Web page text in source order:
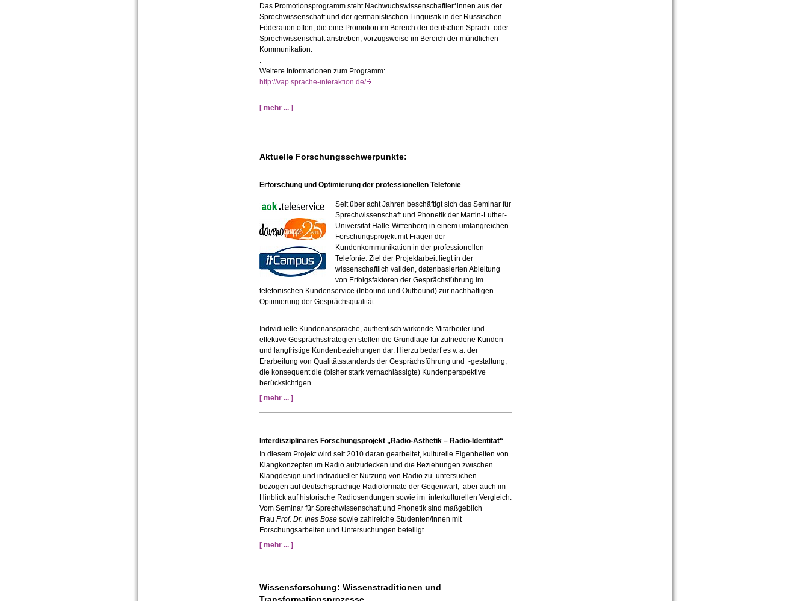
Das Promotionsprogramm steht Nachwuchswissenschaftler*innen aus der
Sprechwissenschaft und der germanistischen Linguistik in der Russischen
Föderation offen, die eine Promotion im Bereich der deutschen Sprach- oder
Sprechwissenschaft anstreben, vorzugsweise im Bereich der mündlichen
Kommunikation.
Weitere Informationen zum Programm:
http://vap.sprache-interaktion.de/
[ mehr ... ]
Aktuelle Forschungsschwerpunkte:
Erforschung und Optimierung der professionellen Telefonie
Seit über acht Jahren beschäftigt sich das Seminar für
Sprechwissenschaft und Phonetik der Martin-Luther-
Universität Halle-Wittenberg in einem umfangreichen
Forschungsprojekt mit Fragen der
Kundenkommunikation in der professionellen
Telefonie. Ziel der Projektarbeit liegt in der
wissenschaftlich validen, datenbasierten Ableitung
von Erfolgsfaktoren der Gesprächsführung im
telefonischen Kundenservice (Inbound und Outbound) zur nachhaltigen
Optimierung der Gesprächsqualität.
Individuelle Kundenansprache, authentisch wirkende Mitarbeiter und
effektive Gesprächsstrategien stellen die Grundlage für zufriedene Kunden
und langfristige Kundenbeziehungen dar. Hierzu bedarf es v. a. der
Erarbeitung von Qualitätsstandards der Gesprächsführung und -gestaltung,
die konsequent die (bisher stark vernachlässigte) Kundenperspektive
berücksichtigen.
[ mehr ... ]
Interdisziplinäres Forschungsprojekt „Radio-Ästhetik – Radio-Identität“
In diesem Projekt wird seit 2010 daran gearbeitet, kulturelle Eigenheiten von
Klangkonzepten im Radio aufzudecken und die Beziehungen zwischen
Klangdesign und individueller Nutzung von Radio zu untersuchen –
bezogen auf deutschsprachige Radioformate der Gegenwart, aber auch im
Hinblick auf historische Radiosendungen sowie im interkulturellen Vergleich.
Vom Seminar für Sprechwissenschaft und Phonetik sind maßgeblich
Frau Prof. Dr. Ines Bosesowie zahlreiche Studenten/Innen mit
Forschungsarbeiten und Untersuchungen beteiligt.
[ mehr ... ]
Wissensforschung: Wissenstraditionen und
Transformationsprozesse